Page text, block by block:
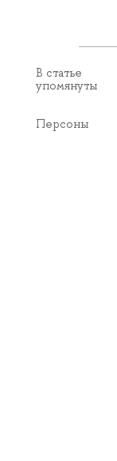
В статье
упомянуты
Персоны